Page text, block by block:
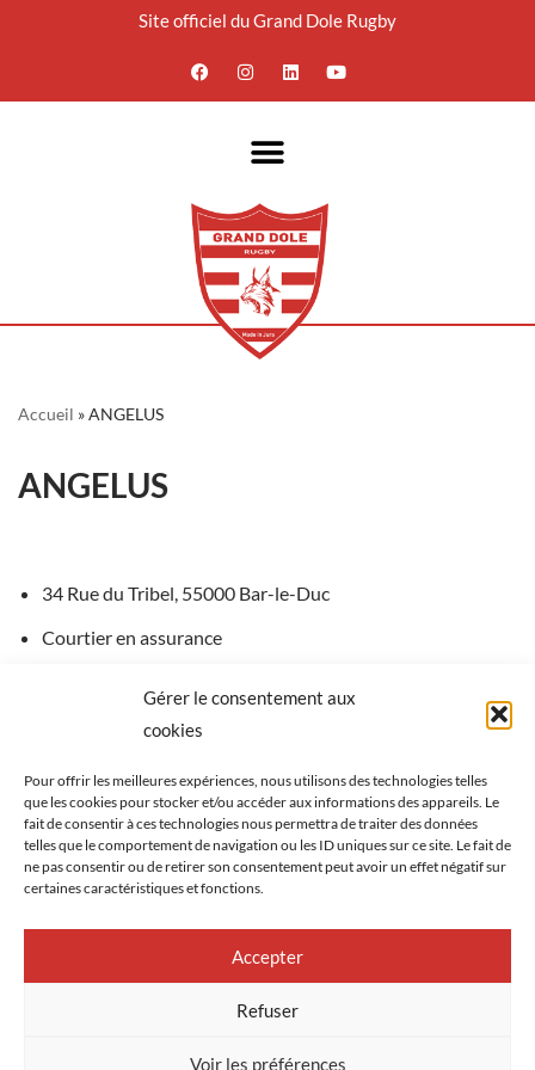
Gérer le consentement aux
cookies
Pour offrir les meilleures expériences, nous utilisons des technologies telles
que les cookies pour stocker et/ou accéder aux informations des appareils. Le
fait de consentir à ces technologies nous permettra de traiter des données
telles que le comportement de navigation ou les ID uniques sur ce site. Le fait de
ne pas consentir ou de retirer son consentement peut avoir un effet négatif sur
certaines caractéristiques et fonctions.
Accepter
Refuser
Voir les préférences
au
Site officiel du Grand Dole Rugby
Accueil »ANGELUS
ANGELUS
34 Rue du Tribel, 55000 Bar-le-Duc
Courtier en assurance
Téléphone : 03 56 66 11 60
Site internet